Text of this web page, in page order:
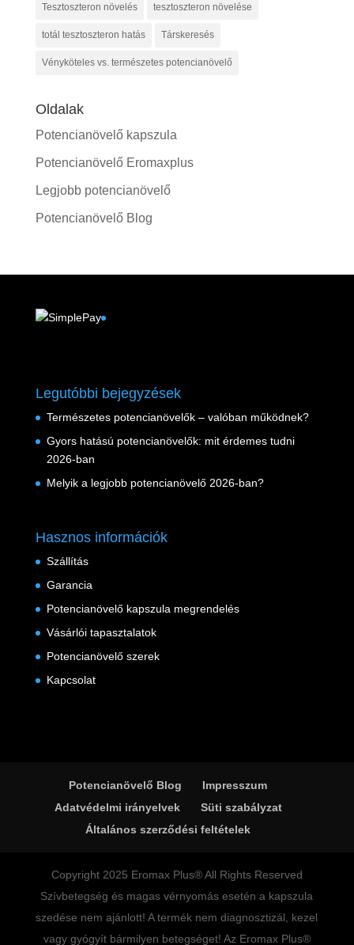
Tesztoszteron növelés tesztoszteron növelése
totál tesztoszteron hatás Társkeresés
Vényköteles vs. természetes potencianövelő
Oldalak
Potencianövelő kapszula
Potencianövelő Eromaxplus
Legjobb potencianövelő
Potencianövelő Blog
Legutóbbi bejegyzések
Természetes potencianövelők – valóban működnek?
Gyors hatású potencianövelők: mit érdemes tudni
2026-ban
Melyik a legjobb potencianövelő 2026-ban?
Hasznos információk
Szállítás
Garancia
Potencianövelő kapszula megrendelés
Vásárlói tapasztalatok
Potencianövelő szerek
Kapcsolat
Potencianövelő Blog
Impresszum
Adatvédelmi irányelvek
Süti szabályzat
Általános szerződési feltételek
Copyright 2025 Eromax Plus® All Rights Reserved
Szívbetegség és magas vérnyomás esetén a kapszula
szedése nem ajánlott! A termék nem diagnosztizál, kezel
vagy gyógyít bármilyen betegséget! Az Eromax Plus®